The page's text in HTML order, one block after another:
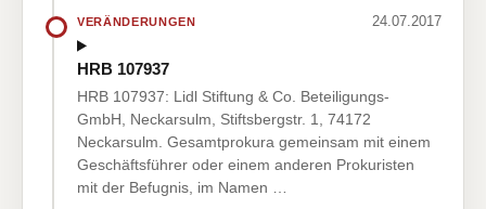
VERÄNDERUNGEN 24.07.2017
HRB 107937
HRB 107937: Lidl Stiftung & Co. Beteiligungs-
GmbH, Neckarsulm, Stiftsbergstr. 1, 74172
Neckarsulm. Gesamtprokura gemeinsam mit einem
Geschäftsführer oder einem anderen Prokuristen
mit der Befugnis, im Namen …